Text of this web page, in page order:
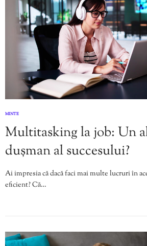
MINTE
Multitasking la job: Un
dușman al succesului?
Ai impresia că dacă faci mai multe lucruri în
eficient? Că…